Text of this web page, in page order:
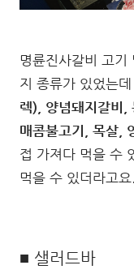
명륜진사갈비 고기
지 종류가 있었는데
렉), 양념돼지갈비,
매콤불고기, 목살,
접 가져다 먹을 수
먹을 수 있더라고요.
■ 샐러드바